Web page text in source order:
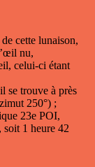
cette lunaison,
nu,
celui-ci étant
se trouve à près
250°) ;
23e POI,
1 heure 42